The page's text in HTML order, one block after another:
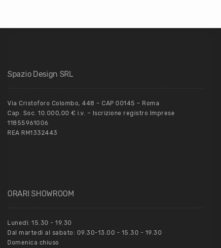
Spazio Design SRL
Via Cristoforo Colombo, 448 – CAP 00145 – Roma
Cap. Soc. 10.000,00 € i.v. – Iscrizione registro Imprese
11855961006
REA RM1332443
ORARI SHOWROOM
Lunedì: 15.30 - 19.30
Dal martedì al sabato: 09.30-13.00 - 15.30 - 19.30
Domenica chiuso